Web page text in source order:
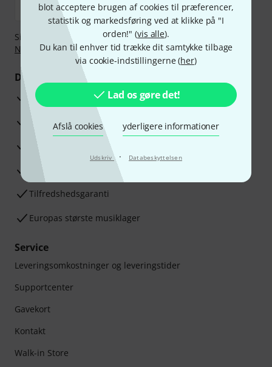
blot acceptere brugen af cookies til præferencer,
statistik og markedsføring ved at klikke på "I
orden!" (vis alle).
Du kan til enhver tid trække dit samtykke tilbage
via cookie-indstillingerne (her)
Lad os gøre det!
Afslå cookies yderligere informationer
Udskriv · Databeskyttelsen
Sikker betaling med Bankoverførsel, PayPal,
Nu
Klarna betaling i rater eller Kreditkort.
Dine fordele
3 års Thomann Garanti
30 dages money back garanti
Råd fra vores eksperter
Tilfredshedsgaranti
Europas største musiklager
Service
Leveringsomkostninger og leveringstider
Supportcenter
Gavekort
Kontakt
Walk-in Store